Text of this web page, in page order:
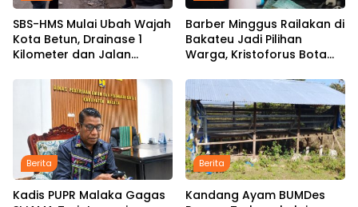
SBS-HMS Mulai Ubah Wajah
Kota Betun, Drainase 1
Kilometer dan Jalan
Pelaksanaan
Barber Minggus Railakan di
Bakateu Jadi Pilihan
Warga, Kristoforus Bota
Rambut dengan Tarif Rp15
Ribu per Kepala
Berita
Kadis PUPR Malaka Gagas
Berita
Kandang Ayam BUMDes